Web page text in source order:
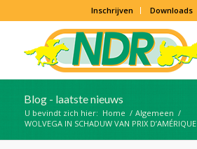
Inschrijven Downloads
Blog - laatste nieuws
U bevindt zich hier: Home / Algemeen /
WOLVEGA IN SCHADUW VAN PRIX D’AMÉRIQUE